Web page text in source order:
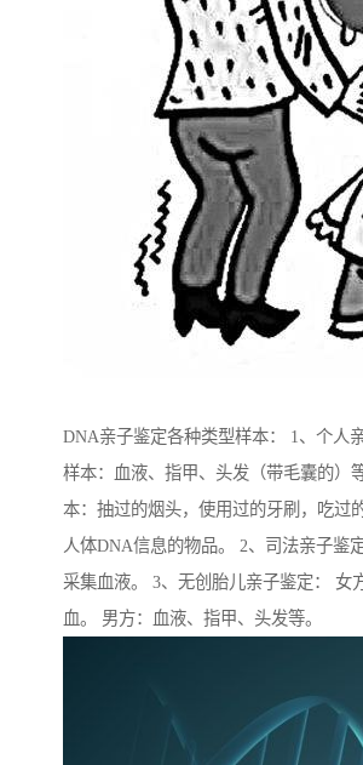
DNA亲子鉴定各种类型样本： 1、个人
样本：血液、指甲、头发（带毛囊的）
本：抽过的烟头，使用过的牙刷，吃过
人体DNA信息的物品。 2、司法亲子鉴
采集血液。 3、无创胎儿亲子鉴定： 女
血。 男方：血液、指甲、头发等。